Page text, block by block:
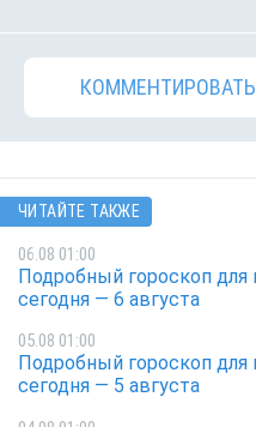
КОММЕНТИРОВАТЬ
ЧИТАЙТЕ ТАКЖЕ
06.08 01:00
Подробный гороскоп для
сегодня — 6 августа
05.08 01:00
Подробный гороскоп для
сегодня — 5 августа